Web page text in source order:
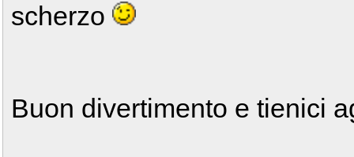
scherzo
Buon divertimento e tienici